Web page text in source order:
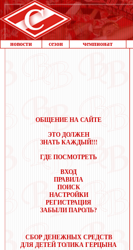
новости сезон чемпионат
ОБЩЕНИЕ НА САЙТЕ
ЭТО ДОЛЖЕН
ЗНАТЬ КАЖДЫЙ!!!
ГДЕ ПОСМОТРЕТЬ
ВХОД
ПРАВИЛА
ПОИСК
НАСТРОЙКИ
РЕГИСТРАЦИЯ
ЗАБЫЛИ ПАРОЛЬ?
СБОР ДЕНЕЖНЫХ СРЕДСТВ
ДЛЯ ДЕТЕЙ ТОЛИКА ГЕРЦЫНА